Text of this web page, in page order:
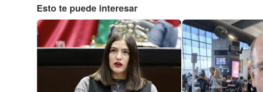
Esto te puede interesar